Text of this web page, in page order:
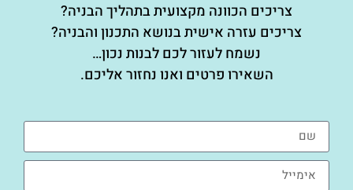
צריכים הכוונה מקצועית בתהליך הבניה?
צריכים עזרה אישית בנושא התכנון והבניה?
נשמח לעזור לכם לבנות נכון…
השאירו פרטים ואנו נחזור אליכם.